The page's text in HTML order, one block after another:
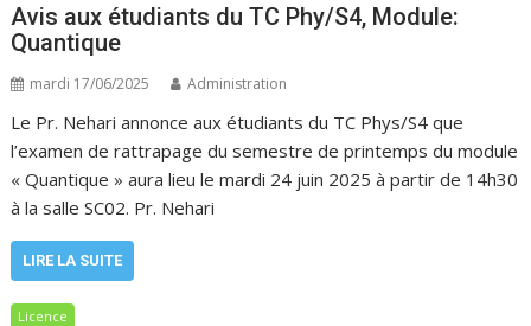
Avis aux étudiants du TC Phy/S4, Module:
Quantique
mardi 17/06/2025 Administration
Le Pr. Nehari annonce aux étudiants du TC Phys/S4 que
l’examen de rattrapage du semestre de printemps du module
« Quantique » aura lieu le mardi 24 juin 2025 à partir de 14h30
à la salle SC02. Pr. Nehari
LIRE LA SUITE
Licence